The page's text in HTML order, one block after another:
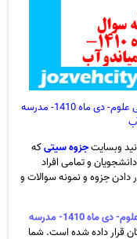
دانلود رایگان سری صد و پنجم نمونه سوال امتحانی علوم- دی ماه 1410- مدرسه
وبسایتجزوه سیتیکه
و تمامی افراد
جزوه و نمونه سوالات و
سری صد و پنجم نمونه سوال امتحانی علوم- دی ماه 1410- مدرسه
قرار داده شده است. شما